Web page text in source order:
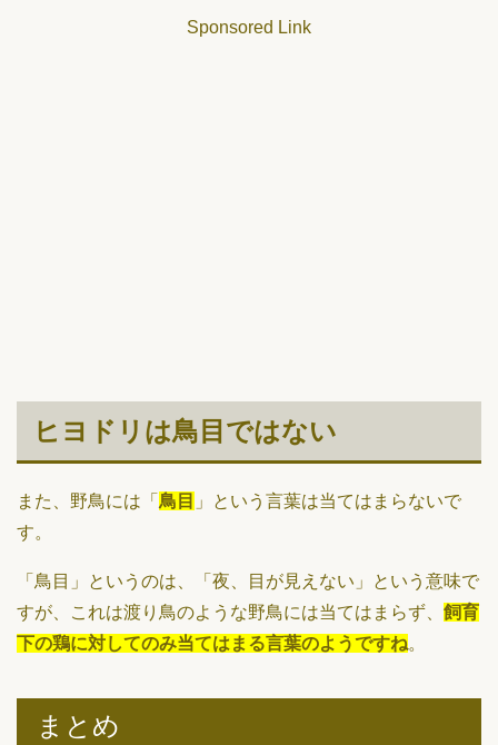
Sponsored Link
ヒヨドリは鳥目ではない
また、野鳥には「 鳥目 」という言葉は当てはまらないで
す。
「鳥目」というのは、「夜、目が見えない」という意味で
すが、これは渡り鳥のような野鳥には当てはまらず、 飼育
下の鶏に対してのみ当てはまる言葉のようですね。
まとめ